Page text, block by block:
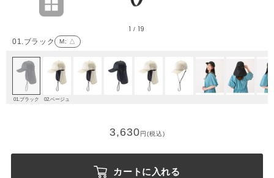
01.ブラック M : △
1 / 19
01.ブラック 02.ベージュ
3,630円(税込)
カートに入れる